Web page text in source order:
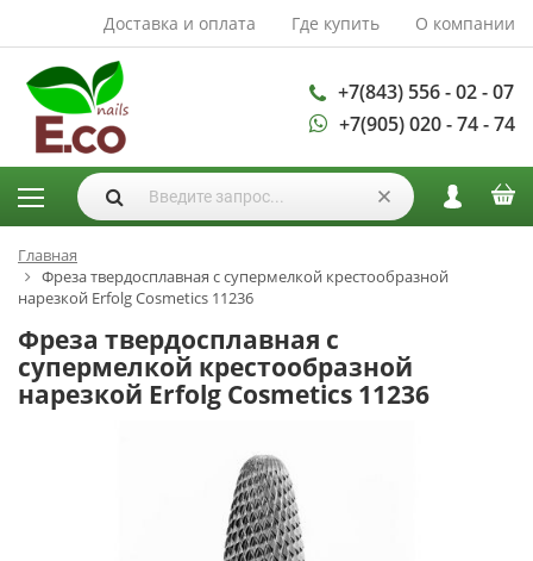
Доставка и оплата Где купить О компании
+7(843) 556 - 02 - 07
+7(905) 020 - 74 - 74
АКСЕССУАРЫ И
РАСХОДНЫЕ
МАТЕРИАЛЫ
Аксессуары
Запасные
лампы
Кисти
Одноразовая
продукция
ГЕЛЬ ЛАКИ
База для гель
Главная
Фреза твердосплавная с супермелкой крестообразной
нарезкой Erfolg Cosmetics 11236
Фреза твердосплавная с
супермелкой крестообразной
нарезкой Erfolg Cosmetics 11236